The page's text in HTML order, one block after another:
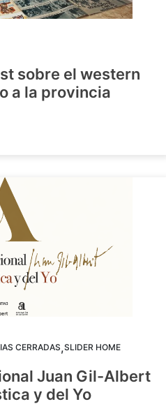
sobre el western
a la provincia
CERRADAS,SLIDER HOME
Juan Gil-Albert
y del Yo